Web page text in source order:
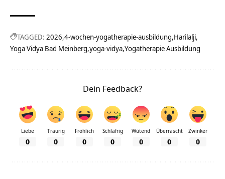
TAGGED: 2026 4-wochen-yogatherapie-ausbildung Harilalji
Yoga Vidya Bad Meinberg yoga-vidya Yogatherapie Ausbildung
Dein Feedback?
Liebe
0
Traurig
0
Fröhlich
0
Schläfrig
0
Wütend
0
Überrascht
0
Zwinker
0